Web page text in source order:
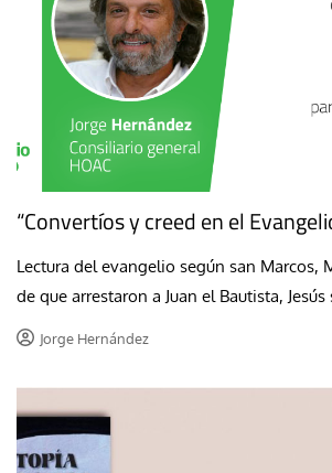
“Convertíos y creed en el
Lectura del evangelio según san Marcos,
de que arrestaron a Juan el Bautista, Jesús
Jorge Hernández